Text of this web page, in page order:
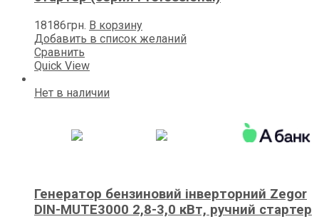
18186грн. В корзину
Добавить в список желаний
Сравнить
Quick View
Нет в наличии
Генератор бензиновий інверторний Zegor
DIN-MUTE3000 2,8-3,0 кВт, ручний стартер